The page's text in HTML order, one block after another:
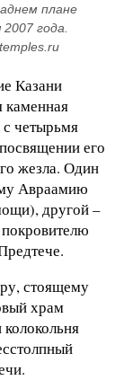
плане
года.
Казани
каменная
четырьмя
его
жезла. Один
Авраамию
другой –
стоящему
храм